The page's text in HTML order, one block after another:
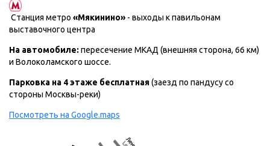
Станция метро «Мякинино» - выходы к павильонам
выставочного центра
На автомобиле: пересечение МКАД (внешняя сторона, 66 км)
и Волоколамского шоссе.
Парковка на 4 этаже бесплатная(заезд по пандусу со
стороны Москвы-реки)
Посмотреть на Google.maps